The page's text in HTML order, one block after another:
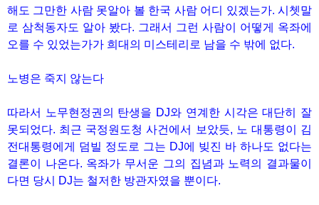
해도 그만한 사람 못알아 볼 한국 사람 어디 있겠는가. 시쳇말
로 삼척동자도 알아 봤다. 그래서 그런 사람이 어떻게 옥좌에
오를 수 있었는가가 희대의 미스테리로 남을 수 밖에 없다.
노병은 죽지 않는다
따라서 노무현정권의 탄생을 DJ와 연계한 시각은 대단히 잘
못되었다. 최근 국정원도청 사건에서 보았듯, 노 대통령이 김
전대통령에게 덤빌 정도로 그는 DJ에 빚진 바 하나도 없다는
결론이 나온다. 옥좌가 무서운 그의 집념과 노력의 결과물이
다면 당시 DJ는 철저한 방관자였을 뿐이다.